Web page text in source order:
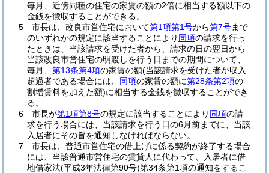
毎月、近傍同種の住宅の家賃の額の2倍に相当する額以下の
金銭を徴収することができる。
5
市長は、改良市営住宅において第1項第1号から第7号まで
のいずれかの規定に該当することにより 同項の請求を行っ
たときは、当該請求を受けた者から、請求の日の翌日から
当該改良市営住宅の明渡しを行う日までの期間について、
毎月、 第13条第4項の家賃の額(当該請求を受けた者が収入
超過者である場合には、 同項の家賃の額に第28条第2項の
割増賃料を加えた額)に相当する金銭を徴収することができ
る。
6
市長が第1項第8号の規定に該当することにより 同項の請
求を行う場合には、当該請求を行う日の6月前までに、当該
入居者にその旨を通知しなければならない。
7
市長は、普通市営住宅の借上げに係る契約が終了する場合
には、当該普通市営住宅の賃貸人に代わって、入居者に借
地借家法(平成3年法律第90号)第34条第1項の通知をするこ